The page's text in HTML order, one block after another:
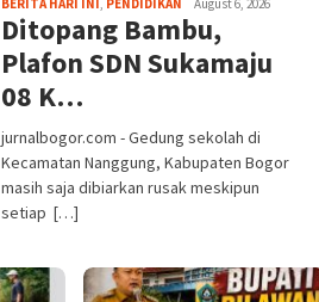
BERITA HARI INI, PENDIDIKAN August 6, 2026
Ditopang Bambu,
Plafon SDN Sukamaju
08 K…
jurnalbogor.com - Gedung sekolah di
Kecamatan Nanggung, Kabupaten Bogor
masih saja dibiarkan rusak meskipun
setiap […]